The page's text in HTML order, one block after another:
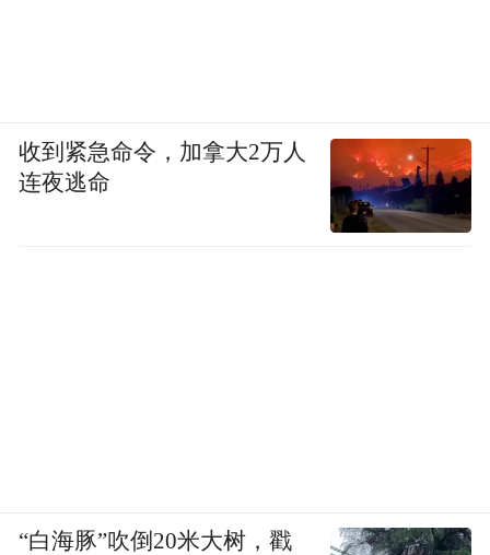
收到紧急命令，加拿大2万人
连夜逃命
“白海豚”吹倒20米大树，戳